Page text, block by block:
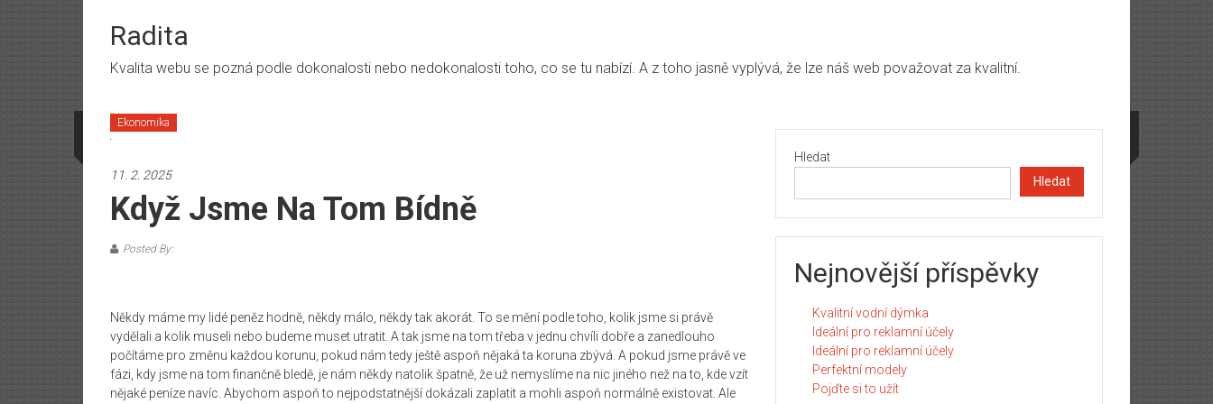
contentRadita
Kvalita webu se pozná podle dokonalosti nebo nedokonalosti toho, co se tu nabízí. A z toho jasně vyplývá, že lze náš web považovat za kvalitní.
Ekonomika
11. 2. 2025
Když Jsme Na Tom Bídně
Posted By:
Někdy máme my lidé peněz hodně, někdy málo, někdy tak akorát. To se mění podle toho, kolik jsme si právě
vydělali a kolik museli nebo budeme muset utratit. A tak jsme na tom třeba v jednu chvíli dobře a zanedlouho
počítáme pro změnu každou korunu, pokud nám tedy ještě aspoň nějaká ta koruna zbývá. A pokud jsme právě ve
fázi, kdy jsme na tom finančně bledě, je nám někdy natolik špatně, že už nemyslíme na nic jiného než na to, kde vzít
nějaké peníze navíc. Abychom aspoň to nejpodstatnější dokázali zaplatit a mohli aspoň normálně existovat. Ale
Hledat
Hledat
Nejnovější příspěvky
Kvalitní vodní dýmka
Ideální pro reklamní účely
Ideální pro reklamní účely
Perfektní modely
Pojďte si to užít